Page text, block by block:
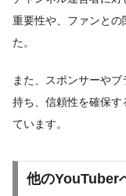
重要性や、ファンとの
た。
また、スポンサーや
持ち、信頼性を確保す
ています。
他のYouTuber